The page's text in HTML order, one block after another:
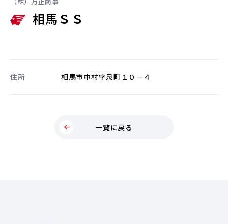
相馬ＳＳ
住所 相馬市中村字泉町１０－４
一覧に戻る